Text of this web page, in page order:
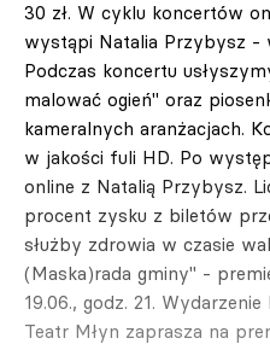
30 zł. W cyklu koncertów
wystąpi Natalia Przybysz -
Podczas koncertu
malować ogień" oraz
kameralnych aranżacjach.
w jakości fuli HD. Po
online z Natalią Przybysz.
procent zysku z biletów
służby zdrowia w czasie
(Maska)rada gminy" -
19.06., godz. 21.
Teatr Młyn zaprasza na